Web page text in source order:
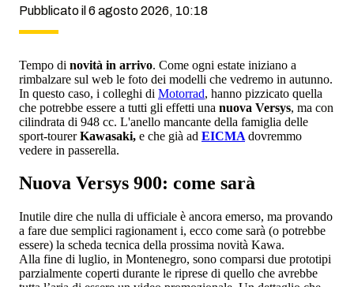
Pubblicato il 6 agosto 2026, 10:18
Tempo di novità in arrivo. Come ogni estate iniziano a
rimbalzare sul web le foto dei modelli che vedremo in autunno.
In questo caso, i colleghi di Motorrad, hanno pizzicato quella
che potrebbe essere a tutti gli effetti una nuova Versys, ma con
cilindrata di 948 cc. L'anello mancante della famiglia delle
sport-tourerKawasaki, e che già ad EICMA dovremmo
vedere in passerella.
Nuova Versys 900: come sarà
Inutile dire che nulla di ufficiale è ancora emerso, ma provando
a fare due semplici ragionament i, ecco come sarà (o potrebbe
essere) la scheda tecnica della prossima novità Kawa.
Alla fine di luglio, in Montenegro, sono comparsi due prototipi
parzialmente coperti durante le riprese di quello che avrebbe